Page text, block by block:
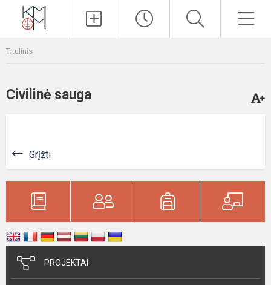
Titulinis
Civilinė sauga
Grįžti
PROJEKTAI